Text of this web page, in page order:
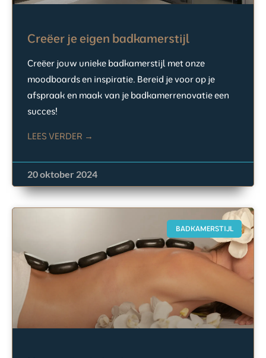
Creëer je eigen badkamerstijl
Creëer jouw unieke badkamerstijl met onze
moodboards en inspiratie. Bereid je voor op je
afspraak en maak van je badkamerrenovatie een
succes!
LEES VERDER →
20 oktober 2024
BADKAMERSTIJL